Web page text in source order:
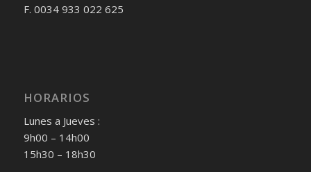
F. 0034 933 022 625
HORARIOS
Lunes a Jueves :
9h00 – 14h00
15h30 – 18h30